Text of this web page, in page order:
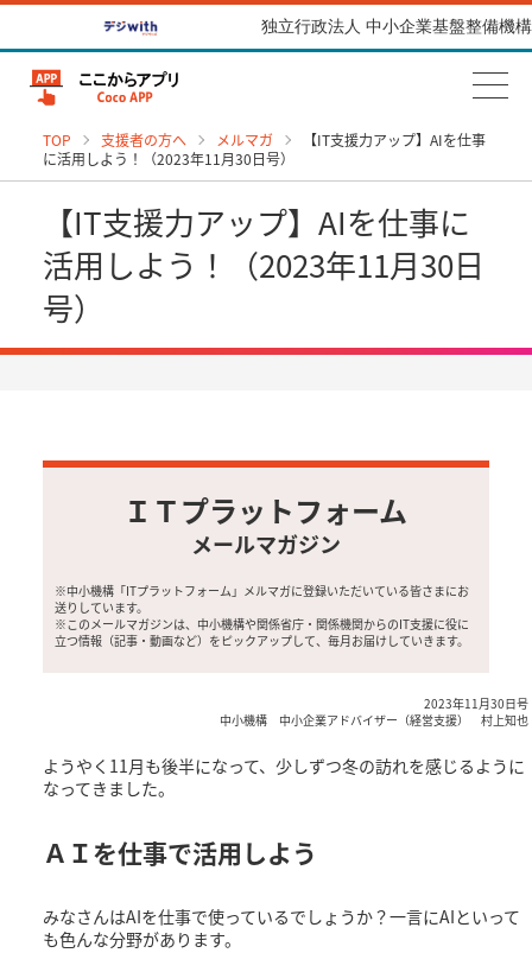
独立行政法人 中小企業基盤整備機構
TOP 支援者の方へ メルマガ
【IT支援力アップ】AIを仕事
に活用しよう！（2023年11月30日号）
【IT支援力アップ】AIを仕事に
活用しよう！（2023年11月30日
号）
ＩＴプラットフォーム
メールマガジン
※中小機構「ITプラットフォーム」メルマガに登録いただいている皆さまにお
送りしています。
※このメールマガジンは、中小機構や関係省庁・関係機関からのIT支援に役に
立つ情報（記事・動画など）をピックアップして、毎月お届けしていきます。
2023年11月30日号
中小機構 中小企業アドバイザー（経営支援） 村上知也
ようやく11月も後半になって、少しずつ冬の訪れを感じるように
なってきました。
ＡＩを仕事で活用しよう
みなさんはAIを仕事で使っているでしょうか？一言にAIといって
も色んな分野があります。